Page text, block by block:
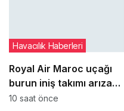
Royal Air Maroc uçağı
burun iniş takımı arızası
nedeniyle pistte kaldı
Havacılık Haberleri
10 saat önce